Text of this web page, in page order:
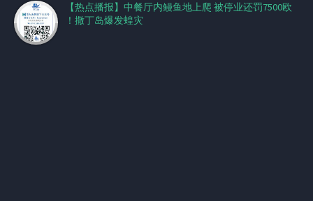
【热点播报】中餐厅内鳗鱼地上爬 被停业还罚7500欧
！撒丁岛爆发蝗灾